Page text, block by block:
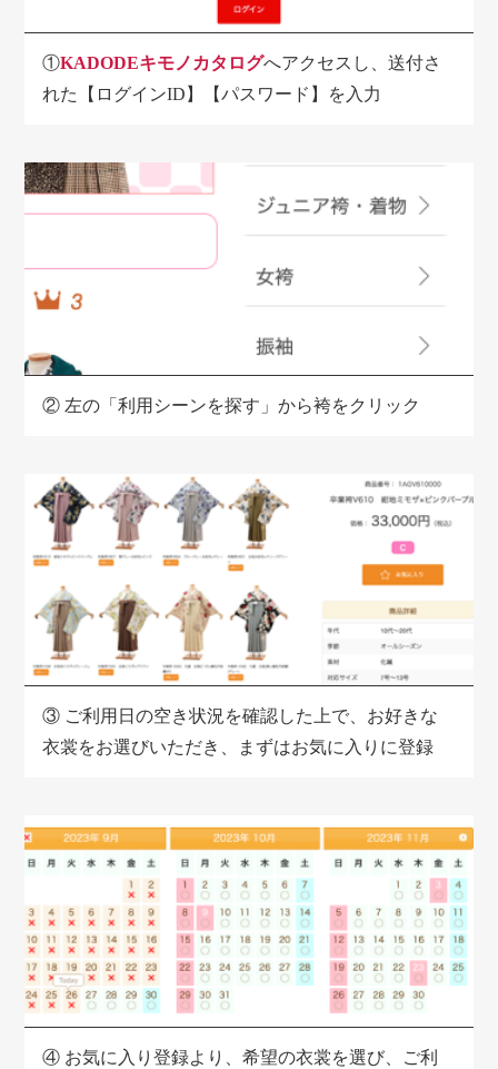
①KADODEキモノカタログへアクセスし、送付さ
れた【ログインID】【パスワード】を入力
② 左の「利用シーンを探す」から袴をクリック
③ ご利用日の空き状況を確認した上で、お好きな
衣裳をお選びいただき、
まずはお気に入りに登録
④ お気に入り登録より、希望の衣裳を選び、ご利